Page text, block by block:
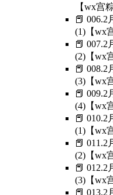
【wx宫
📕 006.2
(1)【wx
📕 007.2
(2)【wx
📕 008.2
(3)【wx
📕 009.2
(4)【wx
📕 010.2
(1)【wx
📕 011.2
(2)【wx
📕 012.2
(3)【wx
📕 013.2